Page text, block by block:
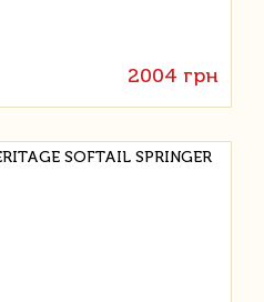
2004 грн
SOFTAIL SPRINGER